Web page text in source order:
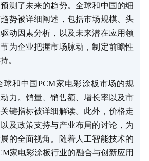
测了未来的趋势。全球和中国的细
势被详细阐述，包括市场规模、头
动因素分析，以及未来潜在应用领
为企业把握市场脉动，制定前瞻性
。
和中国PCM家电彩涂板市场的规
力。销量、销售额、增长率以及市
键指标被详细解读。此外，价格走
及政策支持与产业布局的讨论，为
的全面视角。随着人工智能技术的
家电彩涂板行业的融合与创新应用